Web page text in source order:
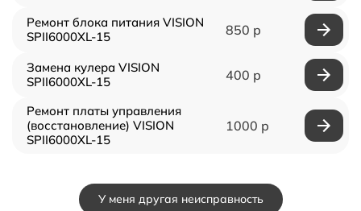
Ремонт блока питания VISION
SPII6000XL-15
850 р
Замена кулера VISION
SPII6000XL-15
400 р
Ремонт платы управления
(восстановление) VISION
SPII6000XL-15
1000 р
У меня другая неисправность